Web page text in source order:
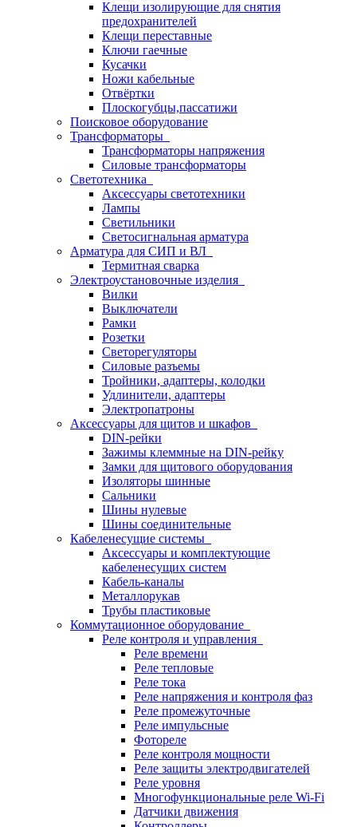
Клещи изолирующие для снятия
предохранителей
Клещи переставные
Ключи гаечные
Кусачки
Ножи кабельные
Отвёртки
Плоскогубцы,пассатижи
Поисковое оборудование
Трансформаторы
Трансформаторы напряжения
Силовые трансформаторы
Светотехника
Аксессуары светотехники
Лампы
Светильники
Светосигнальная арматура
Арматура для СИП и ВЛ
Термитная сварка
Электроустановочные изделия
Вилки
Выключатели
Рамки
Розетки
Светорегуляторы
Силовые разъемы
Тройники, адаптеры, колодки
Удлинители, адаптеры
Электропатроны
Аксессуары для щитов и шкафов
DIN-рейки
Зажимы клеммные на DIN-рейку
Замки для щитового оборудования
Изоляторы шинные
Сальники
Шины нулевые
Шины соединительные
Кабеленесущие системы
Аксессуары и комплектующие
кабеленесущих систем
Кабель-каналы
Металлорукав
Трубы пластиковые
Коммутационное оборудование
Реле контроля и управления
Реле времени
Реле тепловые
Реле тока
Реле напряжения и контроля фаз
Реле промежуточные
Реле импульсные
Фотореле
Реле контроля мощности
Реле защиты электродвигателей
Реле уровня
Многофункциональные реле Wi-Fi
Датчики движения